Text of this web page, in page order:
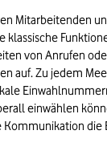
Mitarbeitenden
klassische
von Anrufen
auf. Zu jedem
einwählen
Kommunikation